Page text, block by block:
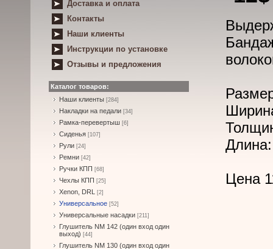
Доставка и оплата
Контакты
Наши клиенты
Инструкции по установке
Отзывы и предложения
Каталог товаров:
Наши клиенты [284]
Накладки на педали [34]
Рамка-перевертыш [6]
Сиденья [107]
Рули [24]
Ремни [42]
Ручки КПП [68]
Чехлы КПП [25]
Xenon, DRL [2]
Универсальное [52]
Универсальные насадки [211]
Глушитель NM 142 (один вход один
выход) [44]
Глушитель NM 130 (один вход один
Цена